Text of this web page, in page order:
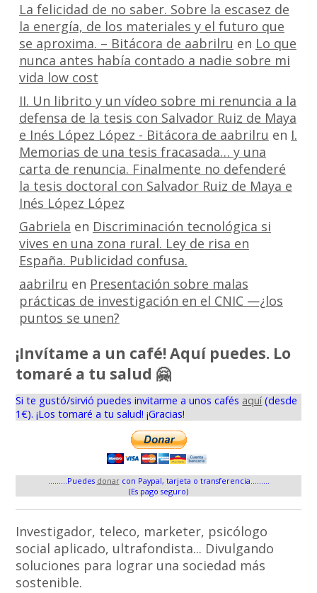
La felicidad de no saber. Sobre la escasez de
la energía, de los materiales y el futuro que
se aproxima. – Bitácora de aabrilru en Lo que
nunca antes había contado a nadie sobre mi
vida low cost
II. Un librito y un vídeo sobre mi renuncia a la
defensa de la tesis con Salvador Ruiz de Maya
e Inés López López - Bitácora de aabrilru en I.
Memorias de una tesis fracasada… y una
carta de renuncia. Finalmente no defenderé
la tesis doctoral con Salvador Ruiz de Maya e
Inés López López
Gabriela en Discriminación tecnológica si
vives en una zona rural. Ley de risa en
España. Publicidad confusa.
aabrilru en Presentación sobre malas
prácticas de investigación en el CNIC —¿los
puntos se unen?
¡Invítame a un café! Aquí puedes. Lo
tomaré a tu salud 🤗
Si te gustó/sirvió puedes invitarme a unos cafés aquí(desde
1€). ¡Los tomaré a tu salud! ¡Gracias!
.........Puedes donarcon Paypal, tarjeta o transferencia.........
(Es pago seguro)
Investigador, teleco, marketer, psicólogo
social aplicado, ultrafondista... Divulgando
soluciones para lograr una sociedad más
sostenible.